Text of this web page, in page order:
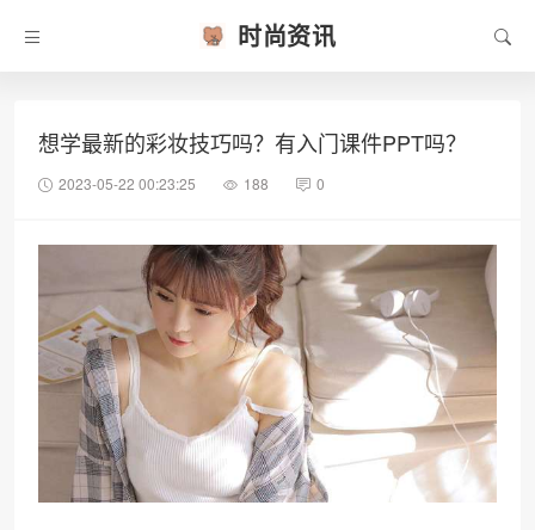
时尚资讯
想学最新的彩妆技巧吗？有入门课件PPT吗？
2023-05-22 00:23:25 188 0